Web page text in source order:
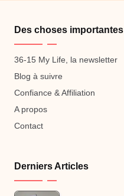
Des choses importantes
36-15 My Life, la newsletter
Blog à suivre
Confiance & Affiliation
A propos
Contact
Derniers Articles